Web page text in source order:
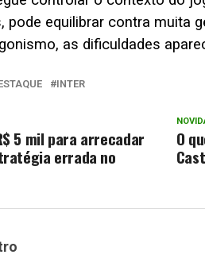
pode equilibrar contra muita
as dificuldades
INTER
O
5 mil para arrecadar
errada no